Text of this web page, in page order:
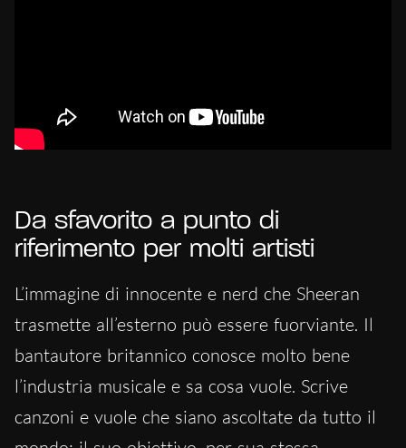
Da sfavorito a punto di
riferimento per molti artisti
L’immagine di innocente e nerd che Sheeran
trasmette all’esterno può essere fuorviante. Il
bantautore britannico conosce molto bene
l’industria musicale e sa cosa vuole. Scrive
canzoni e vuole che siano ascoltate da tutto il